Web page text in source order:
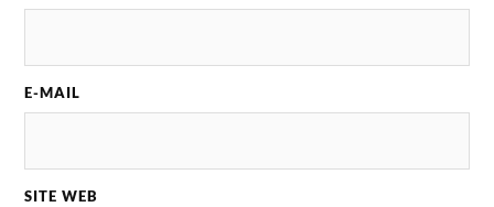
E-MAIL
SITE WEB